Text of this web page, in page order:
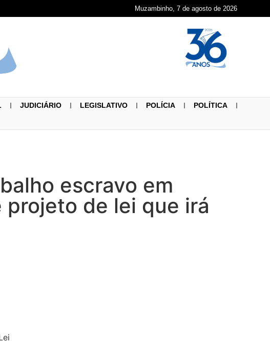
Muzambinho, 7 de agosto de 2026
JUDICIÁRIO LEGISLATIVO POLÍCIA
POLÍTICA
escravo em
de lei que irá